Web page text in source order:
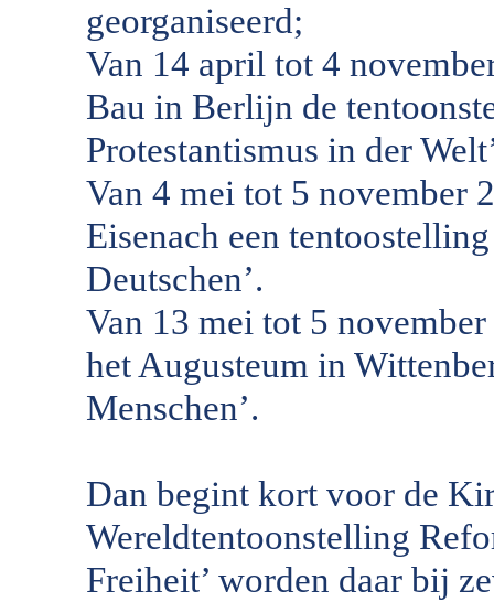
georganiseerd;
Van 14 april tot 4
Bau in Berlijn de
Protestantismus in der
Van 4 mei tot 5 november
Eisenach een
Deutschen’.
Van 13 mei tot 5
het Augusteum in
Menschen’.
Dan begint kort voor de
Wereldtentoonstelling
Freiheit’ worden daar bij